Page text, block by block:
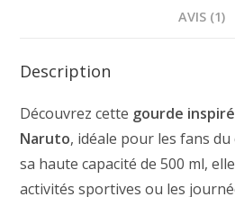
AVIS (1)
Description
Découvrez cette gourde
Naruto, idéale pour les fans du
sa haute capacité de 500 ml,
activités sportives ou les